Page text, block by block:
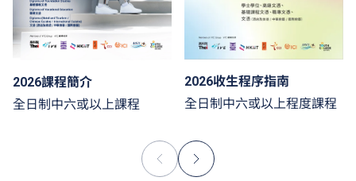
2026課程簡介
全日制中六或以上課程
2026收生程序指南
全日制中六或以上程度課程